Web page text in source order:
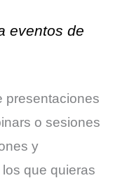
eventos de
presentaciones
o sesiones
y
que quieras